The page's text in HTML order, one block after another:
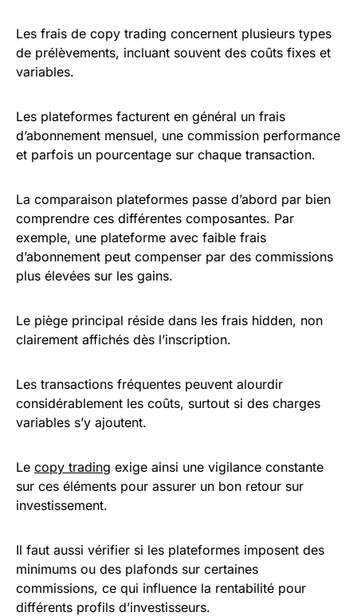
Les frais de copy trading concernent plusieurs types
de prélèvements, incluant souvent des coûts fixes et
variables.
Les plateformes facturent en général un frais
d’abonnement mensuel, une commission performance
et parfois un pourcentage sur chaque transaction.
La comparaison plateformes passe d’abord par bien
comprendre ces différentes composantes. Par
exemple, une plateforme avec faible frais
d’abonnement peut compenser par des commissions
plus élevées sur les gains.
Le piège principal réside dans les frais hidden, non
clairement affichés dès l’inscription.
Les transactions fréquentes peuvent alourdir
considérablement les coûts, surtout si des charges
variables s’y ajoutent.
Le copy trading exige ainsi une vigilance constante
sur ces éléments pour assurer un bon retour sur
investissement.
Il faut aussi vérifier si les plateformes imposent des
minimums ou des plafonds sur certaines
commissions, ce qui influence la rentabilité pour
différents profils d’investisseurs.